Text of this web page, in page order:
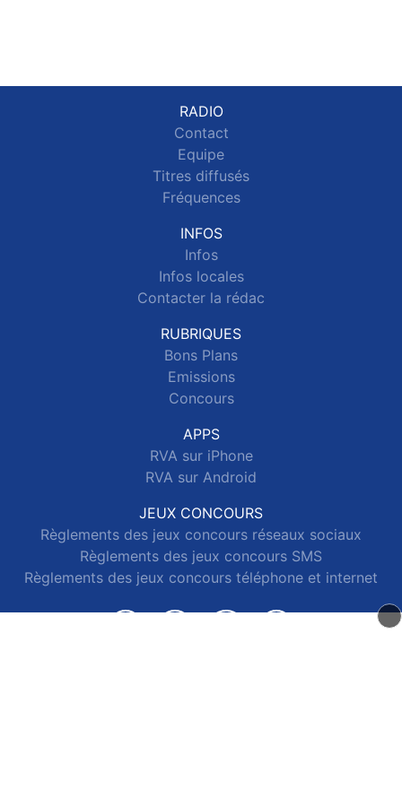
RADIO
Contact
Equipe
Titres diffusés
Fréquences
INFOS
Infos
Infos locales
Contacter la rédac
RUBRIQUES
Bons Plans
Emissions
Concours
APPS
RVA sur iPhone
RVA sur Android
JEUX CONCOURS
Règlements des jeux concours réseaux sociaux
Règlements des jeux concours SMS
Règlements des jeux concours téléphone et internet